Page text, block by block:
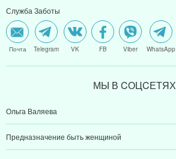
Служба Заботы
Почта Telegram VK FB Viber WhatsApp
МЫ В CОЦCЕТЯХ
Ольга Валяева
Предназначение быть женщиной